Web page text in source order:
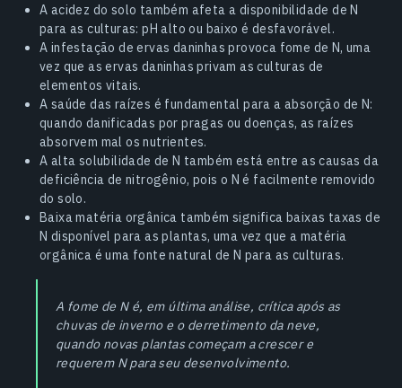
A acidez do solo também afeta a disponibilidade de N
para as culturas: pH alto ou baixo é desfavorável.
A infestação de ervas daninhas provoca fome de N, uma
vez que as ervas daninhas privam as culturas de
elementos vitais.
A saúde das raízes é fundamental para a absorção de N:
quando danificadas por pragas ou doenças, as raízes
absorvem mal os nutrientes.
A alta solubilidade de N também está entre as causas da
deficiência de nitrogênio, pois o N é facilmente removido
do solo.
Baixa matéria orgânica também significa baixas taxas de
N disponível para as plantas, uma vez que a matéria
orgânica é uma fonte natural de N para as culturas.
A fome de N é, em última análise, crítica após as
chuvas de inverno e o derretimento da neve,
quando novas plantas começam a crescer e
requerem N para seu desenvolvimento.